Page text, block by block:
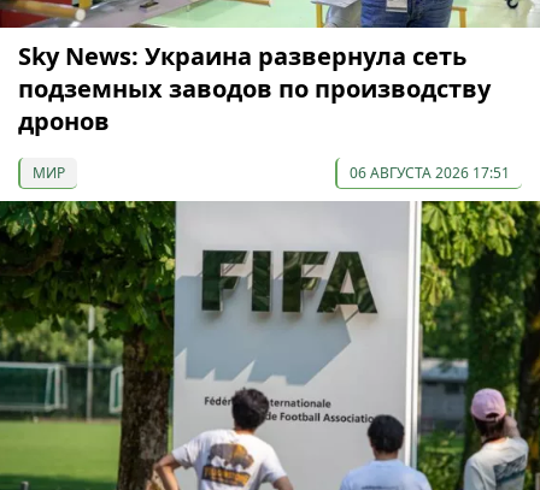
Sky News: Украина развернула сеть
подземных заводов по производству
дронов
МИР 06 АВГУСТА 2026 17:51